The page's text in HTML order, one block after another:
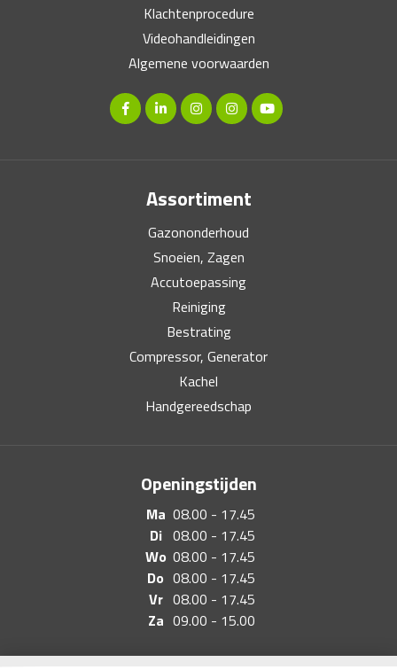
Klachtenprocedure
Videohandleidingen
Algemene voorwaarden
Assortiment
Gazononderhoud
Snoeien, Zagen
Accutoepassing
Reiniging
Bestrating
Compressor, Generator
Kachel
Handgereedschap
Openingstijden
Ma 08.00 - 17.45
Di 08.00 - 17.45
Wo 08.00 - 17.45
Do 08.00 - 17.45
Vr 08.00 - 17.45
Za 09.00 - 15.00